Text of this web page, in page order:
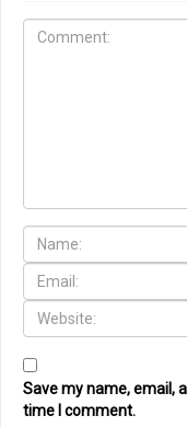
Save my name, email,
time I comment.